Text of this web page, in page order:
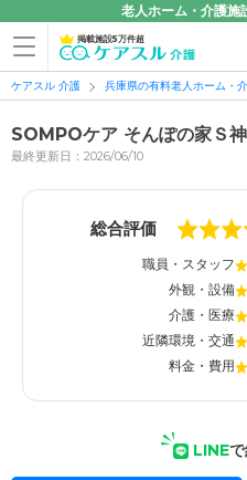
老人ホーム・介護施
掲載施設5万件超
ケアスル 介護 兵庫県の有料老人ホーム・
SOMPOケア そんぽの家Ｓ
最終更新日：2026/06/10
総合評価
職員・スタッフ
外観・設備
介護・医療
近隣環境・交通
料金・費用
LINEで